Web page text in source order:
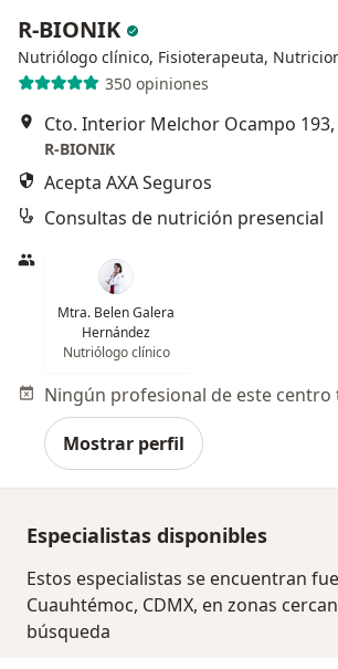
R-BIONIK
Nutriólogo clínico, Fisioterapeuta,
350 opiniones
R-BIONIK
Acepta AXA Seguros
Consultas de nutrición presencial
Mtra. Belen Galera
Hernández
Nutriólogo clínico
Mostrar perfil
Especialistas disponibles
Estos especialistas se encuentran
Cuauhtémoc, CDMX, en zonas
búsqueda